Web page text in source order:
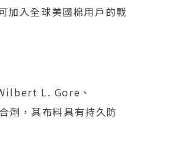
加入全球美國棉用戶的戰
L. Gore、
，其布料具有持久防